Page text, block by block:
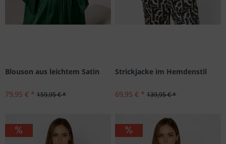
Blouson aus leichtem Satin
79,95 € * 159,95 € *
Strickjacke im Hemdenstil
69,95 € * 139,95 € *